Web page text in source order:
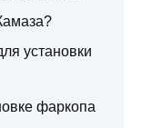
установки
фаркопа